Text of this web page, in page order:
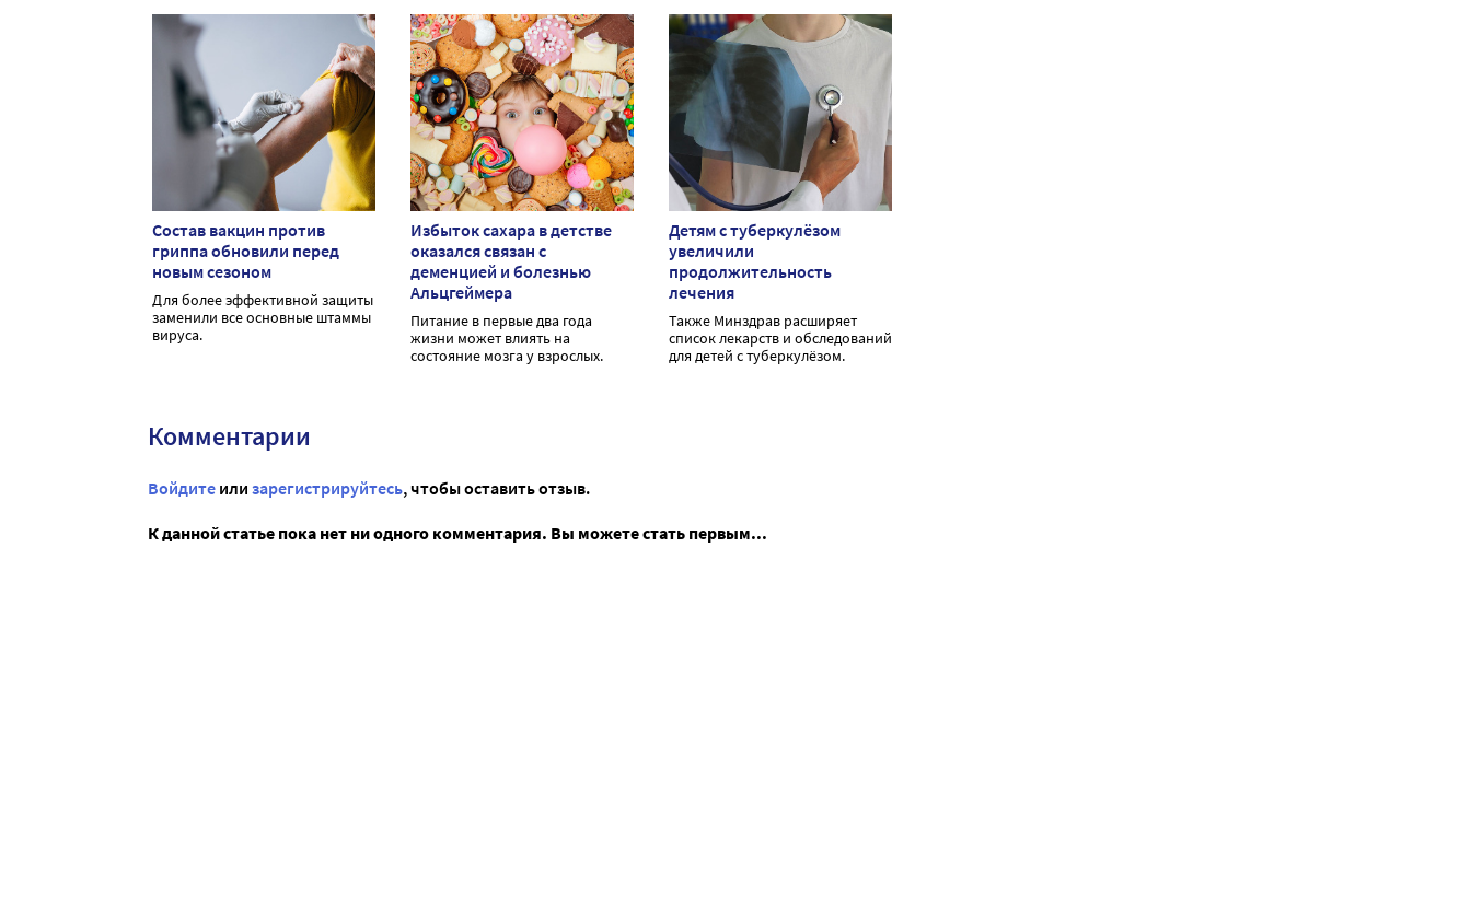
Состав вакцин против
гриппа обновили перед
новым сезоном
Для более эффективной защиты
заменили все основные штаммы
вируса.
Избыток сахара в детстве
оказался связан с
деменцией и болезнью
Альцгеймера
Питание в первые два года
жизни может влиять на
состояние мозга у взрослых.
Детям с туберкулёзом
увеличили
продолжительность
лечения
Также Минздрав расширяет
список лекарств и обследований
для детей с туберкулёзом.
Комментарии
Войдите или зарегистрируйтесь, чтобы оставить отзыв.
К данной статье пока нет ни одного комментария. Вы можете стать первым...